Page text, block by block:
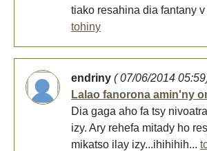
tiako resahina dia fantany v
tohiny
endriny ( 07/06/2014
Lalao fanorona amin'ny
Dia gaga aho fa tsy
izy. Ary rehefa mitady ho
mikatso ilay izy...ihihihih...